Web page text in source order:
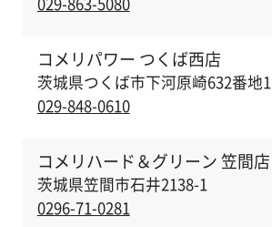
コメリパワー つくば西店
茨城県つくば市下河原崎632番地1
029-848-0610
コメリハード＆グリーン 笠間店
茨城県笠間市石井2138-1
0296-71-0281